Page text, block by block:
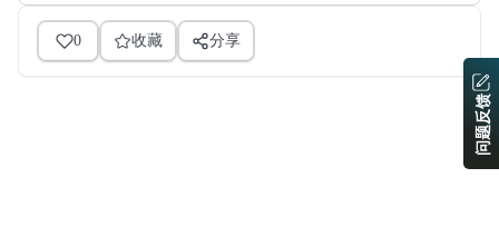
0 收藏 分享
问题反馈